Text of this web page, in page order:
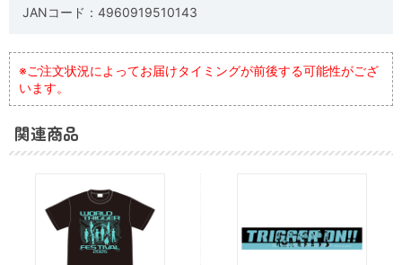
JANコード：4960919510143
※ご注文状況によってお届けタイミングが前後する可能性がござ
います。
関連商品